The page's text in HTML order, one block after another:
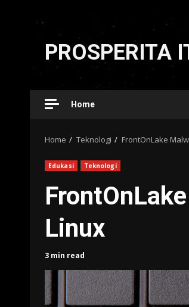
Skip
content
PROSPERITA
Home
Home Teknologi FrontOnLake
Edukasi Teknologi
Linux
3 min read